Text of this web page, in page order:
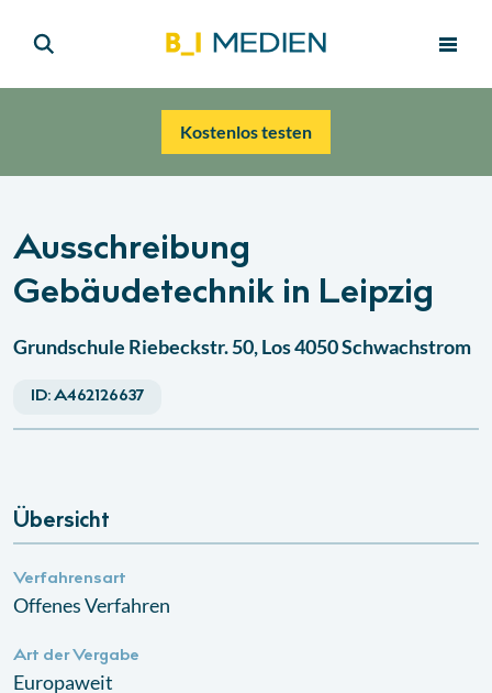
Kostenlos testen
Ausschreibung
Gebäudetechnik in Leipzig
Grundschule Riebeckstr. 50, Los 4050 Schwachstrom
ID:A462126637
Übersicht
Verfahrensart
Offenes Verfahren
Art der Vergabe
Europaweit